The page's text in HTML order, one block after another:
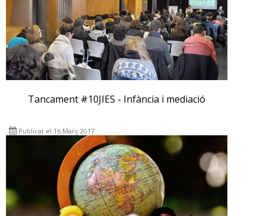
Tancament #10JIES - Infància i mediació
Publicat el 16 Març 2017